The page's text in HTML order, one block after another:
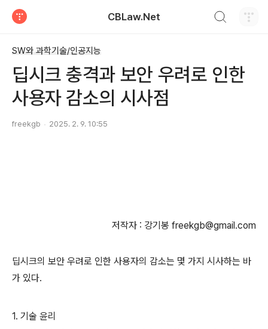
CBLaw.Net
SW와 과학기술/인공지능
딥시크 충격과 보안 우려로 인한
사용자 감소의 시사점
freekgb 2025. 2. 9. 10:55
저작자 : 강기봉 freekgb@gmail.com
딥시크의 보안 우려로 인한 사용자의 감소는 몇 가지 시사하는 바
가 있다.
1. 기술 윤리